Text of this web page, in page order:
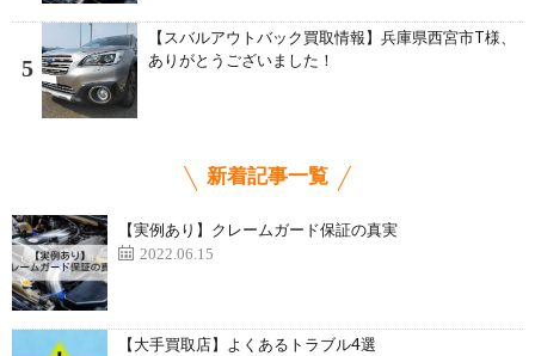
5
【スバルアウトバック買取情報】兵庫県西宮市T様、
ありがとうございました！
新着記事一覧
【実例あり】クレームガード保証の真実
2022.06.15
【大手買取店】よくあるトラブル4選